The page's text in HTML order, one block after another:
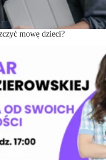
mowę dzieci?